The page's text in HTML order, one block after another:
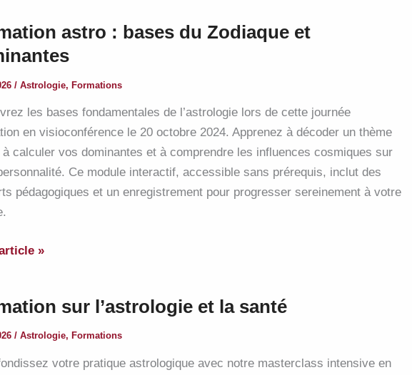
astro : bases du Zodiaque et
/Astrologie, Formations
les bases fondamentales de l’astrologie lors de cette journée
en visioconférence le 20 octobre 2024. Apprenez à décoder un thème
calculer vos dominantes et à comprendre les influences cosmiques sur
Ce module interactif, accessible sans prérequis, inclut des
pédagogiques et un enregistrement pour progresser sereinement à votre
»
sur l’astrologie et la santé
/Astrologie, Formations
votre pratique astrologique avec notre masterclass intensive en